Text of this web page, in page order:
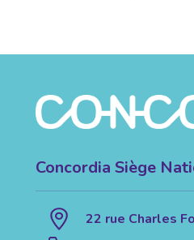
Concordia Siège
22 rue Charles